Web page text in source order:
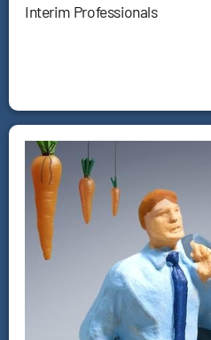
Interim Professionals